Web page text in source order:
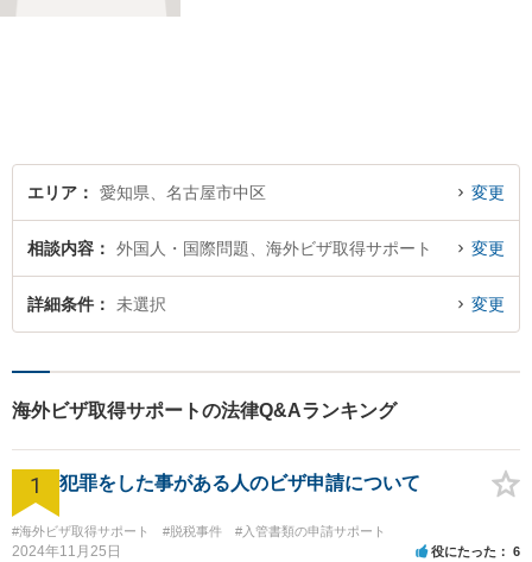
エリア 愛知県、名古屋市中区 変更
相談内容 外国人・国際問題、海外ビザ取得サポート 変更
詳細条件 未選択 変更
海外ビザ取得サポートの法律Q&Aランキング
1 犯罪をした事がある人のビザ申請について
#海外ビザ取得サポート #脱税事件 #入管書類の申請サポート
2024年11月25日 役にたった 6